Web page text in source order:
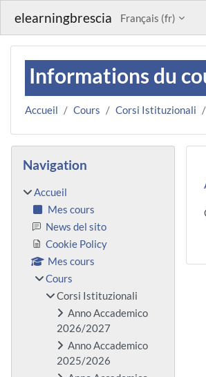
elearningbrescia Français ‎(fr)‎
Informations du
Accueil Cours Corsi Istituzionali
Blocs
Navigation
Accueil
Mes cours
News del sito
Cookie Policy
Mes cours
Cours
Corsi Istituzionali
Anno Accademico
2026/2027
Anno Accademico
2025/2026